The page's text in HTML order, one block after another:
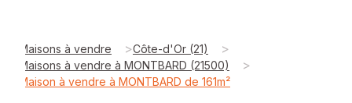
Maisons à vendre >Côte-d'Or (21) >
Maisons à vendre à MONTBARD (21500) >
Maison à vendre à MONTBARD de 161m²